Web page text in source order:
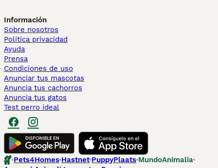
Información
Sobre nosotros
Politica privacidad
Ayuda
Prensa
Condiciones de uso
Anunciar tus mascotas
Anuncia tus cachorros
Anuncia tus gatos
Test perro ideal
Pets4Homes Hastnet PuppyPlaats MundoAnimalia